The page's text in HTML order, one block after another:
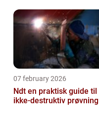
07 february 2026
Ndt en praktisk guide til
ikke-destruktiv prøvning